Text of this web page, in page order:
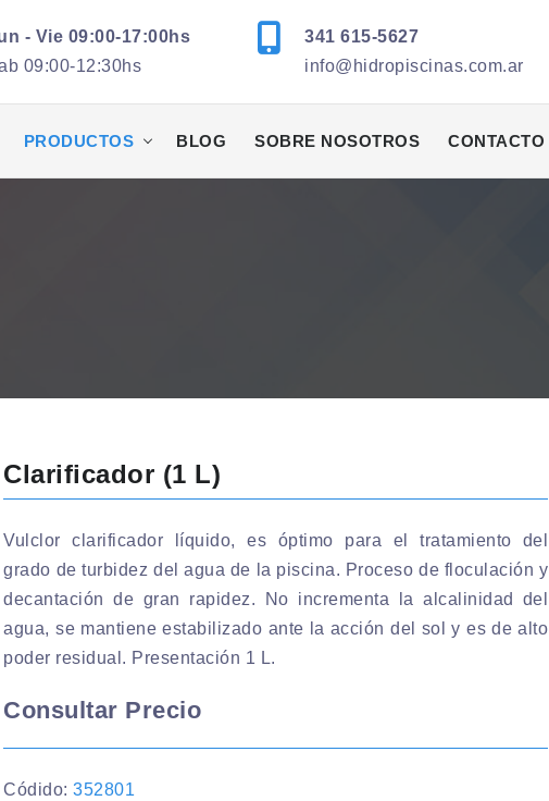
- Vie 09:00-17:00hs
09:00-12:30hs
341 615-5627
info@hidropiscinas.com.ar
PRODUCTOS BLOG SOBRE NOSOTROS CONTACTO
Clarificador (1 L)
Vulclor clarificador líquido, es óptimo para el tratamiento del
grado de turbidez del agua de la piscina. Proceso de floculación y
decantación de gran rapidez. No incrementa la alcalinidad del
agua, se mantiene estabilizado ante la acción del sol y es de alto
poder residual. Presentación 1 L.
Consultar Precio
Códido: 352801